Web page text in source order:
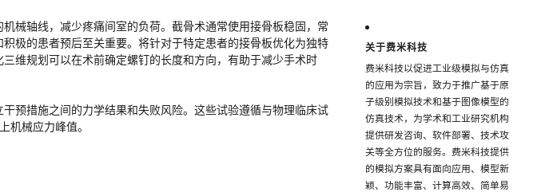
械轴线，减少疼痛间室的负荷。截骨术通常使用接骨板稳固，常
极的患者预后至关重要。将针对于特定患者的接骨板优化为独特
维规划可以在术前确定螺钉的长度和方向，有助于减少手术时
预措施之间的力学结果和失败风险。这些试验遵循与物理临床试
机械应力峰值。
关于费米科技
费米科技以促进工业级模拟与仿真
的应用为宗旨，致力于推广基于原
子级别模拟技术和基于图像模型的
仿真技术，为学术和工业研究机构
提供研发咨询、软件部署、技术攻
关等全方位的服务。费米科技提供
的模拟方案具有面向应用、模型新
颖、功能丰富、计算高效、简单易